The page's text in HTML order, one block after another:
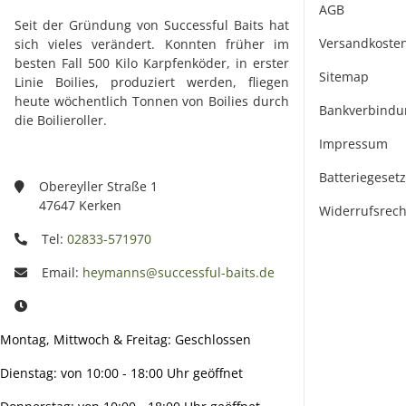
Seit der Gründung von Successful Baits hat
sich vieles verändert. Konnten früher im
besten Fall 500 Kilo Karpfenköder, in erster
Linie Boilies, produziert werden, fliegen
heute wöchentlich Tonnen von Boilies durch
die Boilieroller.
Obereyller Straße 1
47647 Kerken
Tel: 02833-571970
Email: heymanns@successful-baits.de
Montag, Mittwoch & Freitag: Geschlossen
Dienstag: von 10:00 - 18:00 Uhr geöffnet
AGB
Sitemap
Impressum